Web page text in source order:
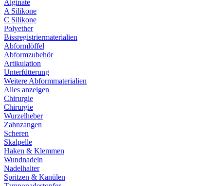
Alginate
A Silikone
C Silikone
Polyether
Bissregistriermaterialien
Abformlöffel
Abformzubehör
Artikulation
Unterfütterung
Weitere Abformmaterialien
Alles anzeigen
Chirurgie
Chirurgie
Wurzelheber
Zahnzangen
Scheren
Skalpelle
Haken & Klemmen
Wundnadeln
Nadelhalter
Spritzen & Kanülen